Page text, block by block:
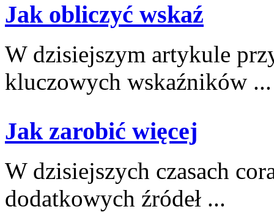
Jak obliczyć wskaź
W‍ dzisiejszym artykule
kluczowych‌ wskaźników ...
Jak zarobić więcej
W dzisiejszych czasach
dodatkowych źródeł ...